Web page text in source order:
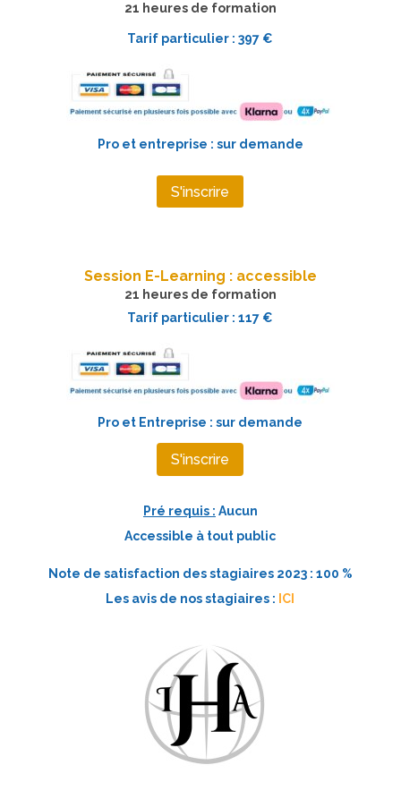
21 heures de formation
Tarif particulier : 397 €
Pro et entreprise : sur demande
S'inscrire
Session E-Learning : accessible
21 heures de formation
Tarif particulier : 117 €
Pro et Entreprise : sur demande
S'inscrire
Pré requis : Aucun
Accessible à tout public
Note de satisfaction des stagiaires 2023 : 100 %
Les avis de nos stagiaires : ICI